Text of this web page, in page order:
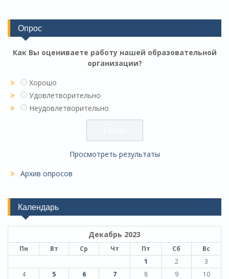
Опрос
Как Вы оцениваете работу нашей образовательной
организации?
Хорошо
Удовлетворительно
Неудовлетворительно
Просмотреть результаты
Архив опросов
Календарь
Декабрь 2023
Пн Вт Ср Чт Пт Сб
Вс
1
2
3
4
5 6 7 8 9
10